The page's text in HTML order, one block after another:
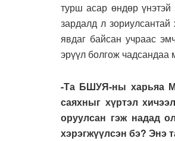
турш асар өндөр үнэтэй
зардалд л
явдаг байсан учраас
эрүүл болгож чадсандаа
-Та БШУЯ-ны харьяа
саяхныг хүртэл
оруулсан гэж надад
хэрэгжүүлсэн бэ? Энэ